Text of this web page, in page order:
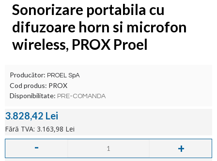
Sonorizare portabila cu
difuzoare horn si microfon
wireless, PROX Proel
Producător: PROEL SpA
Cod produs: PROX
Disponibilitate: PRE-COMANDA
3.828,42 Lei
Fără TVA: 3.163,98 Lei
- +